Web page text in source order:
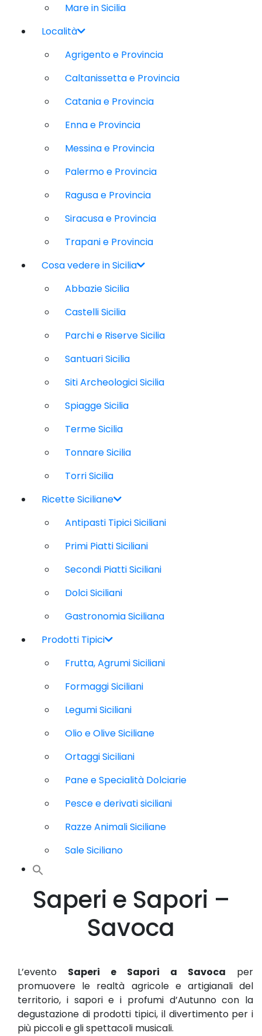
Mare in Sicilia
Località
Agrigento e Provincia
Caltanissetta e Provincia
Catania e Provincia
Enna e Provincia
Messina e Provincia
Palermo e Provincia
Ragusa e Provincia
Siracusa e Provincia
Trapani e Provincia
Cosa vedere in Sicilia
Abbazie Sicilia
Castelli Sicilia
Parchi e Riserve Sicilia
Santuari Sicilia
Siti Archeologici Sicilia
Spiagge Sicilia
Terme Sicilia
Tonnare Sicilia
Torri Sicilia
Ricette Siciliane
Antipasti Tipici Siciliani
Primi Piatti Siciliani
Secondi Piatti Siciliani
Dolci Siciliani
Gastronomia Siciliana
Prodotti Tipici
Frutta, Agrumi Siciliani
Formaggi Siciliani
Legumi Siciliani
Olio e Olive Siciliane
Ortaggi Siciliani
Pane e Specialità Dolciarie
Pesce e derivati siciliani
Razze Animali Siciliane
Sale Siciliano
Saperi e Sapori –
Savoca
L’evento Saperi e Sapori a Savoca per
promuovere le realtà agricole e artigianali del
territorio, i sapori e i profumi d’Autunno con la
degustazione di prodotti tipici, il divertimento per i
più piccoli e gli spettacoli musicali.